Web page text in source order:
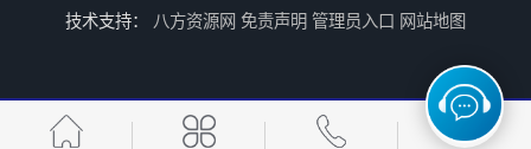
HQSD-C型系列速度监控仪
技术支持： 八方资源网 免责声明 管理员入口 网站地图